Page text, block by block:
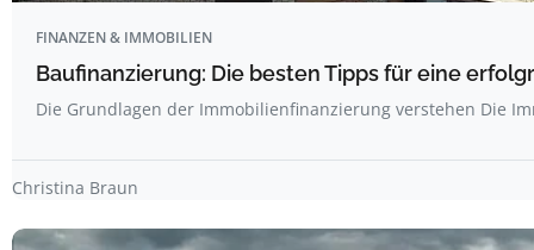
FINANZEN & IMMOBILIEN
Baufinanzierung: Die besten Tipps für eine
Die Grundlagen der Immobilienfinanzierung verstehen Die
Christina Braun